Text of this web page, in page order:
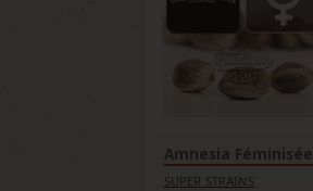
Amnesia Féminisée
SUPER STRAINS